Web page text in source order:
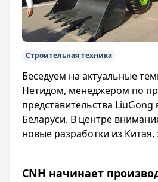
Строительная техника
Беседуем на актуальные
Нетидом, менеджером по
представительства LiuGong
Беларуси. В центре
новые разработки из Китая,
CNH начинает